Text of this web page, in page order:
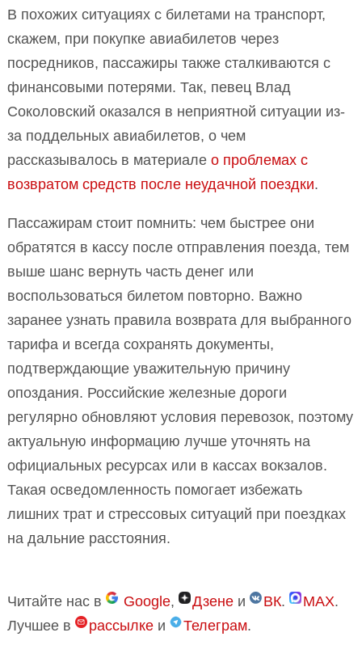
В похожих ситуациях с билетами на транспорт,
скажем, при покупке авиабилетов через
посредников, пассажиры также сталкиваются с
финансовыми потерями. Так, певец Влад
Соколовский оказался в неприятной ситуации из-
за поддельных авиабилетов, о чем
рассказывалось в материале о проблемах с
возвратом средств после неудачной поездки.
Пассажирам стоит помнить: чем быстрее они
обратятся в кассу после отправления поезда, тем
выше шанс вернуть часть денег или
воспользоваться билетом повторно. Важно
заранее узнать правила возврата для выбранного
тарифа и всегда сохранять документы,
подтверждающие уважительную причину
опоздания. Российские железные дороги
регулярно обновляют условия перевозок, поэтому
актуальную информацию лучше уточнять на
официальных ресурсах или в кассах вокзалов.
Такая осведомленность помогает избежать
лишних трат и стрессовых ситуаций при поездках
на дальние расстояния.
Читайте нас в Google, Дзене и ВК. MAX.
Лучшее в
рассылке и Телеграм.